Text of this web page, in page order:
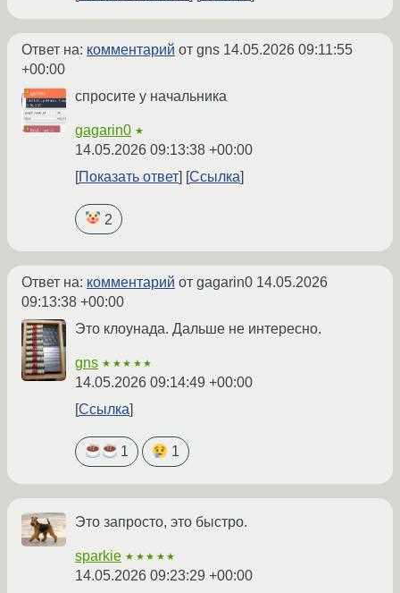
Ответ на: комментарий от gns 14.05.2026 09:11:55
+00:00
спросите у начальника
gagarin0 ★
14.05.2026 09:13:38 +00:00
Показать ответ
Ссылка
2
Ответ на: комментарий от gagarin0 14.05.2026
09:13:38 +00:00
Это клоунада. Дальше не интересно.
gns ★★★★★
14.05.2026 09:14:49 +00:00
Ссылка
1 1
Это запросто, это быстро.
sparkie ★★★★★
14.05.2026 09:23:29 +00:00